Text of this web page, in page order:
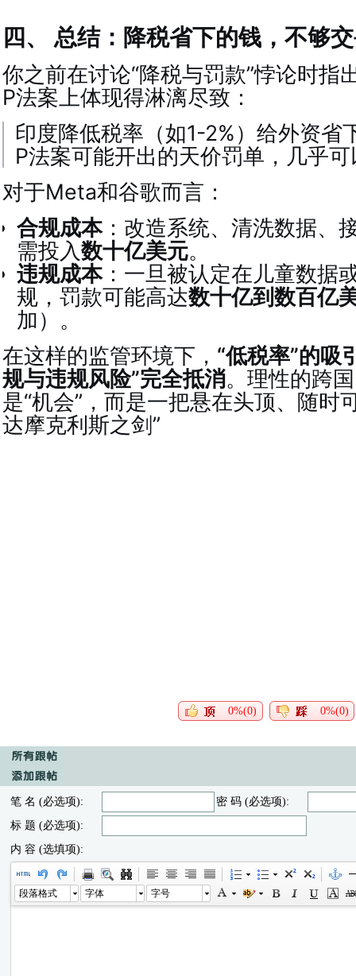
四、 总结：降税省下的钱，不够
你之前在讨论“降税与罚款”悖论时指
P法案上体现得淋漓尽致：
印度降低税率（如1-2%）给外资省
P法案可能开出的天价罚单，几乎
对于Meta和谷歌而言：
合规成本：改造系统、清洗数据、
需投入数十亿美元。
违规成本：一旦被认定在儿童数据
规，罚款可能高达数十亿到数百亿
加）。
在这样的监管环境下， “低税率”的吸
规与违规风险”完全抵消。理性的跨
是“机会”，而是一把悬在头顶、随时
达摩克利斯之剑”
0%(0) 0%(0)
笔 名 (必选项):
密 码 (必选项):
标 题 (必选项):
内 容 (选填项):
段落格式 字体 字号